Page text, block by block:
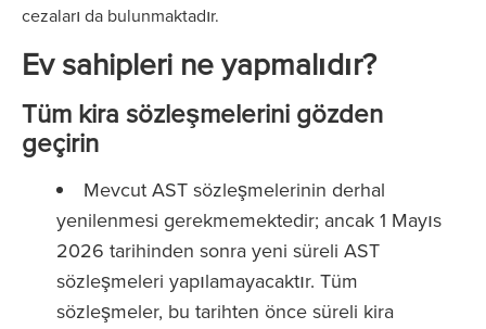
cezaları da bulunmaktadır.
Ev sahipleri ne yapmalıdır?
Tüm kira sözleşmelerini gözden
geçirin
Mevcut AST sözleşmelerinin derhal
yenilenmesi gerekmemektedir; ancak 1 Mayıs
2026 tarihinden sonra yeni süreli AST
sözleşmeleri yapılamayacaktır. Tüm
sözleşmeler, bu tarihten önce süreli kira